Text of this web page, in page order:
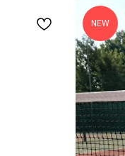
NEW